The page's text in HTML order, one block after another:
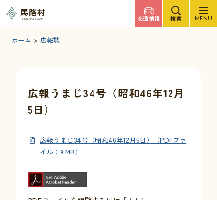
馬路村
UMAJI VILLAGE 交通情報 検索 MENU
ホーム > 広報誌
広報うまじ34号（昭和46年12月
5日）
広報うまじ34号（昭和46年12月5日）（PDFファ
イル：9 MB）
観光・イベント
移住・定住
文字サイズ